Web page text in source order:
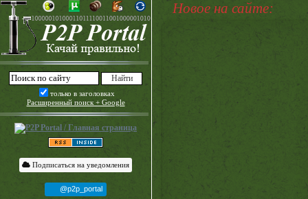
только в заголовках
Расширенный поиск + Google
Подписаться на уведомления
@p2p_portal
Новое на сайте: